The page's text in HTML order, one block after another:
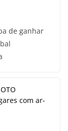
de ganhar
com ar-